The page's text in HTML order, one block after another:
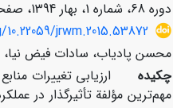
دوره 68، شماره 1، بهار 1394، صفحه
jrwm.2015.53872
محسن پادیاب، سادات فیض
چکیده
ارزیابی تغییرات
مهم‌ترین مؤلفة تأثیرگذار در